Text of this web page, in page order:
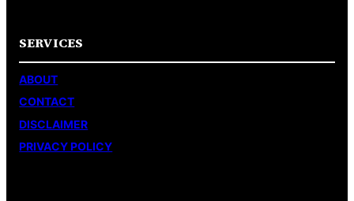
SERVICES
ABOUT
CONTACT
DISCLAIMER
PRIVACY POLICY